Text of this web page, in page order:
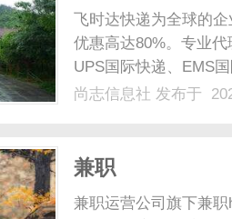
邮寄中心-寄件
飞时达快递为全球的
优惠高达80%。专业
UPS国际快递、EMS
业务。衡水，这座位
尚志信息社 发布于
兼职
兼职运营公司旗下兼